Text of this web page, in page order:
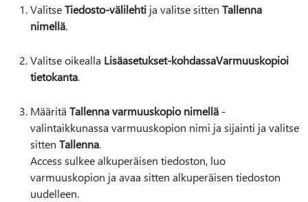
ValitseTiedosto-välilehti ja valitse sitten Tallenna
nimellä.
Valitse oikealla Lisäasetukset-kohdassaVarmuuskopioi
tietokanta.
Määritä Tallenna varmuuskopio nimellä -
valintaikkunassa varmuuskopion nimi ja sijainti ja valitse
sitten Tallenna.
Access sulkee alkuperäisen tiedoston, luo
varmuuskopion ja avaa sitten alkuperäisen tiedoston
uudelleen.